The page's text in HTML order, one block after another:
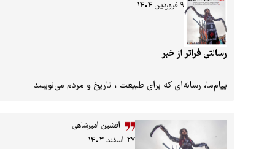
۹ فروردین ۱۴۰۴
رسالتی فراتر از خبر
پیام‌ما، رسانه‌ای که برای طبیعت ، تاریخ و مردم می‌نویسد
افشین امیرشاهی
۲۷ اسفند ۱۴۰۳